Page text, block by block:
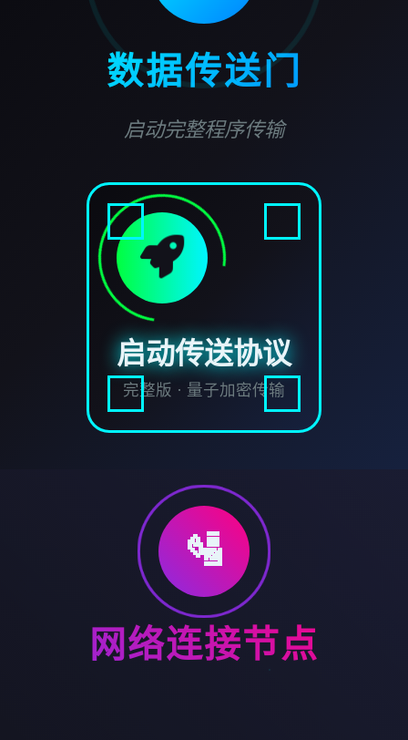
数据传送门
启动完整程序传输
启动传送协议
完整版 · 量子加密传输
🛂
网络连接节点